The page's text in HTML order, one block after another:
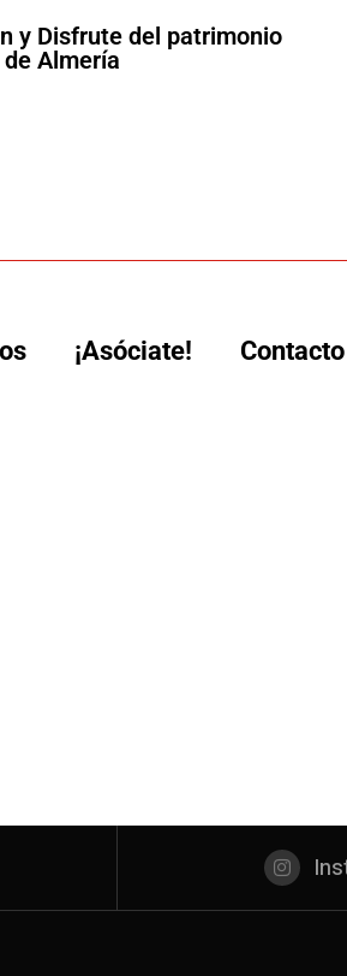
y Disfrute del patrimonio
Almería
¡Asóciate! Contacto